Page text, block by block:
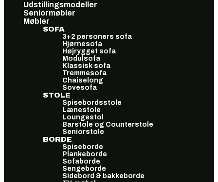
Udstillingsmodeller
Seniormøbler
Møbler
SOFA
3+2 personers sofa
Hjørnesofa
Højrygget sofa
Modulsofa
Klassisk sofa
Tremmesofa
Chaiselong
Sovesofa
STOLE
Spisebordsstole
Lænestole
Loungestol
Barstole og Counterstole
Seniorstole
BORDE
Spiseborde
Plankeborde
Sofaborde
Sengeborde
Sidebord & bakkeborde